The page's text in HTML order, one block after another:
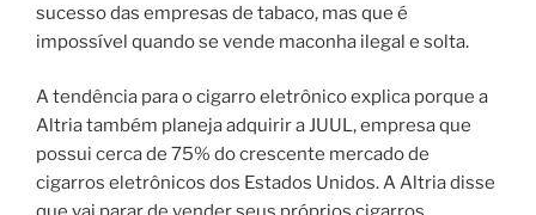
sucesso das empresas de tabaco, mas que é
impossível quando se vende maconha ilegal e solta.
A tendência para o cigarro eletrônico explica porque a
Altria também planeja adquirir a JUUL, empresa que
possui cerca de 75% do crescente mercado de
cigarros eletrônicos dos Estados Unidos. A Altria disse